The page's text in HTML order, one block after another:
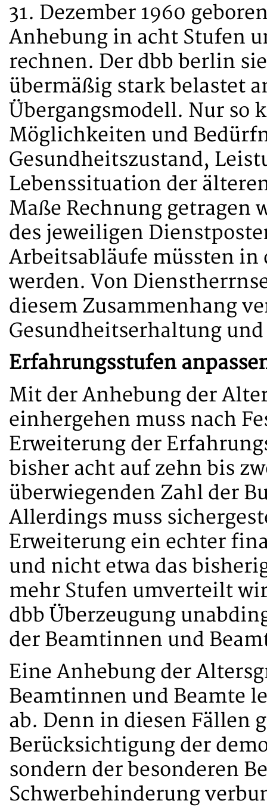
31. Dezember 1960
Anhebung in acht Stufen
rechnen. Der dbb berlin
übermäßig stark belastet
Übergangsmodell. Nur so
Möglichkeiten und
Gesundheitszustand,
Lebenssituation der
Maße Rechnung getragen
des jeweiligen
Arbeitsabläufe müssten in
werden. Von
diesem Zusammenhang
Gesundheitserhaltung
Erfahrungsstufen
Mit der Anhebung der
einhergehen muss nach
Erweiterung der
bisher acht auf zehn bis
überwiegenden Zahl der
Allerdings muss
Erweiterung ein echter
und nicht etwa das
mehr Stufen umverteilt
dbb Überzeugung
der Beamtinnen und
Eine Anhebung der
Beamtinnen und Beamte
ab. Denn in diesen Fällen
Berücksichtigung der
sondern der besonderen
Schwerbehinderung